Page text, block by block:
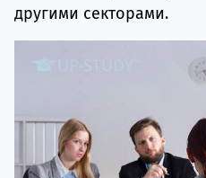
другими секторами.